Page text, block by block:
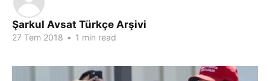
Şarkul Avsat Türkçe Arşivi
27 Tem 2018 • 1 min read